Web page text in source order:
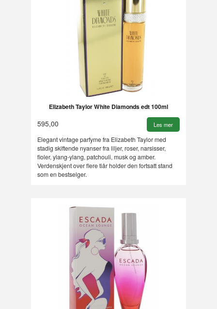
Elizabeth Taylor White Diamonds edt 100ml
595,00 Les mer
Elegant vintage parfyme fra Elizabeth Taylor med
stadig skiftende nyanser fra liljer, roser, narsisser,
fioler, ylang-ylang, patchouli, musk og amber.
Verdenskjent over flere tiår holder den fortsatt stand
som en bestselger.